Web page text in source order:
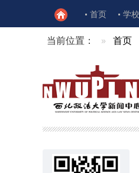
首页 学
当前位置： 首页